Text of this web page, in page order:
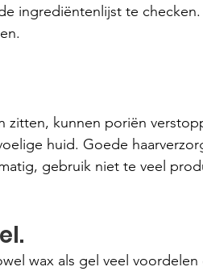
ingrediëntenlijst te
kunnen poriën
huid. Goede
gebruik niet te veel
wax als gel veel